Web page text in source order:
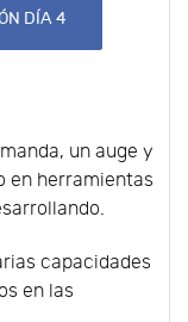
DÍA 4
un auge y
en herramientas
capacidades
en las